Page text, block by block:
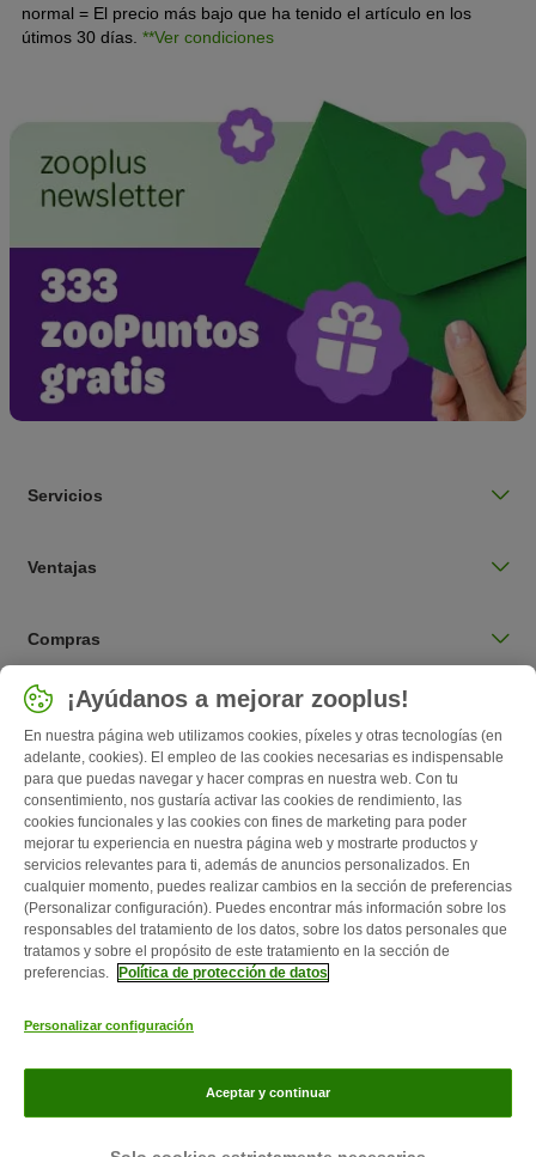
normal = El precio más bajo que ha tenido el artículo en los
útimos 30 días. **Ver condiciones
Servicios
Ventajas
Compras
Seleccionar país
España / ES
Follow zooplus
Quiénes somos Empleo
Contacto
Gastos de envío y plazo de entrega
Formas de pago
Protección de datos
¡Ayúdanos a mejorar zooplus!
En nuestra página web utilizamos cookies, píxeles y otras tecnologías (en
adelante, cookies). El empleo de las cookies necesarias es indispensable
para que puedas navegar y hacer compras en nuestra web. Con tu
consentimiento, nos gustaría activar las cookies de rendimiento, las
cookies funcionales y las cookies con fines de marketing para poder
mejorar tu experiencia en nuestra página web y mostrarte productos y
servicios relevantes para ti, además de anuncios personalizados. En
cualquier momento, puedes realizar cambios en la sección de preferencias
(Personalizar configuración). Puedes encontrar más información sobre los
responsables del tratamiento de los datos, sobre los datos personales que
tratamos y sobre el propósito de este tratamiento en la sección de
preferencias.
Política de protección de datos
Personalizar configuración
Aceptar y continuar